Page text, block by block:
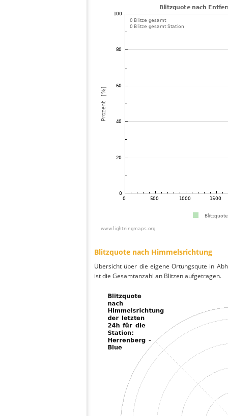
Blitzquote nach Himmelsrichtung
Übersicht über die eigene Ortungsqute in
ist die Gesamtanzahl an Blitzen aufgetragen.